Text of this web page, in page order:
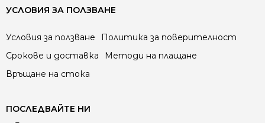
УСЛОВИЯ ЗА ПОЛЗВАНЕ
Условия за ползване
Политика за поверителност
Срокове и доставка
Методи на плащане
Връщане на стока
ПОСЛЕДВАЙТЕ НИ